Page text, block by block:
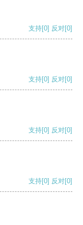
支持[0] 反对[0]
支持[0] 反对[0]
支持[0] 反对[0]
支持[0] 反对[0]